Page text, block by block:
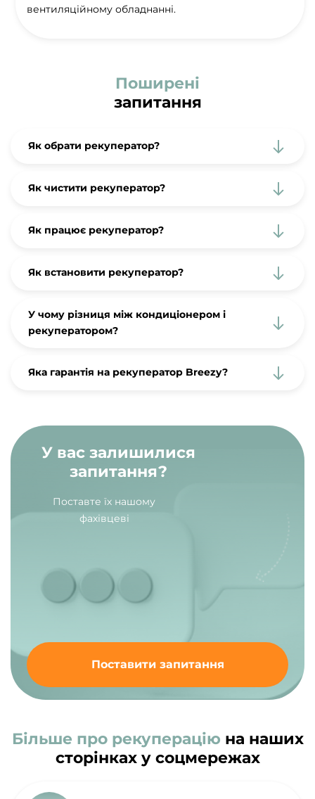
вентиляційному обладнанні.
Поширені
запитання
Як обрати рекуператор?
Як чистити рекуператор?
Як працює рекуператор?
Як встановити рекуператор?
У чому різниця між кондиціонером і
рекуператором?
Яка гарантія на рекуператор Breezy?
У вас залишилися
запитання?
Поставте їх нашому
фахівцеві
Поставити запитання
Більше про рекуперацію на наших
сторінках у соцмережах